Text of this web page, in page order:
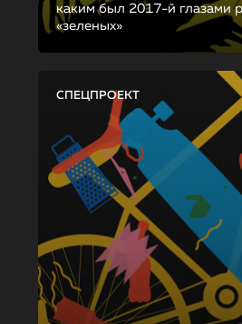
каким был 2017-й глазами
«зеленых»
СПЕЦПРОЕКТ